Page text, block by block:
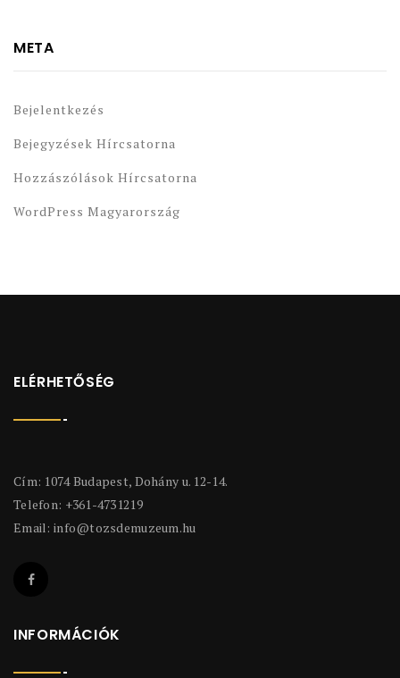
META
Bejelentkezés
Bejegyzések Hírcsatorna
Hozzászólások Hírcsatorna
WordPress Magyarország
ELÉRHETŐSÉG
Cím: 1074 Budapest, Dohány u. 12-14.
Telefon: +361-4731219
Email: info@tozsdemuzeum.hu
INFORMÁCIÓK